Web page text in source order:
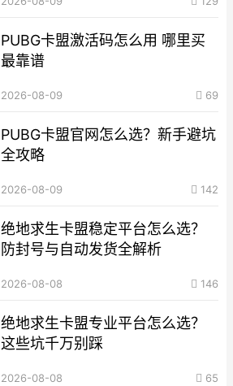
PUBG卡盟激活码怎么用 哪里买
最靠谱
2026-08-09 69
PUBG卡盟官网怎么选？新手避坑
全攻略
2026-08-09 142
绝地求生卡盟稳定平台怎么选？
防封号与自动发货全解析
2026-08-08 146
绝地求生卡盟专业平台怎么选？
这些坑千万别踩
2026-08-08 65